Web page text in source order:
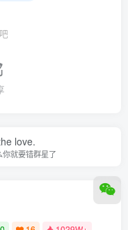
love.
就要错群星了